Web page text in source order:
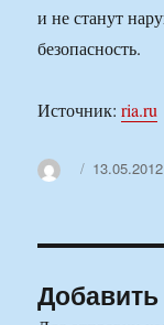
и не станут
безопасность.
Источник:ria.ru
Автор13.05.2012